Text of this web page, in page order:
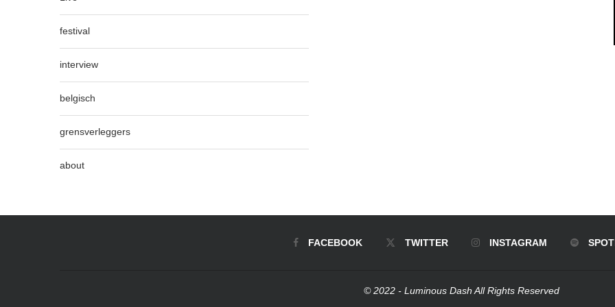
festival
interview
belgisch
grensverleggers
about
FACEBOOK TWITTER INSTAGRAM
© 2022 - Luminous Dash All Rights Reserved